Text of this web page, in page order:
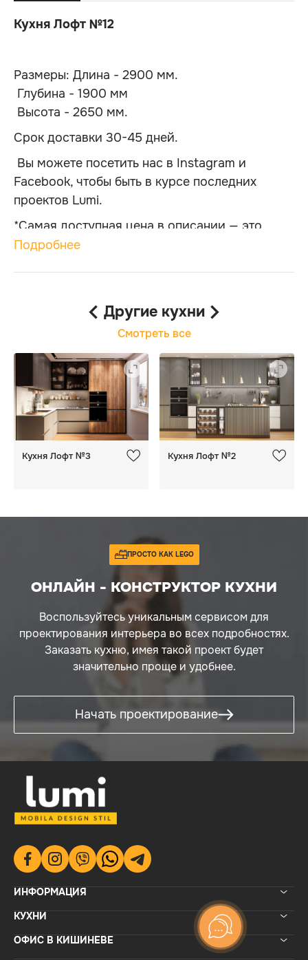
Кухня Лофт №12
Размеры: Длина - 2900 мм.
Глубина - 1900 мм
Высота - 2650 мм.
Срок доставки 30-45 дней.
Вы можете посетить нас в Instagram и
Facebook, чтобы быть в курсе последних
проектов Lumi.
*Самая доступная цена в описании — это
минимальная сумма, за которую вы можете
Подробнее
Другие кухни
Смотреть все
Кухня Лофт №3 Кухня Лофт №2
ПРОСТО КАК LEGO
ОНЛАЙН - КОНСТРУКТОР КУХНИ
Воспользуйтесь уникальным сервисом для
проектирования интерьера во всех подробностях.
Заказать кухню, имея такой проект будет
значительно проще и удобнее.
Начать проектирование
ИНФОРМАЦИЯ
КУХНИ
ОФИС В КИШИНЕВЕ